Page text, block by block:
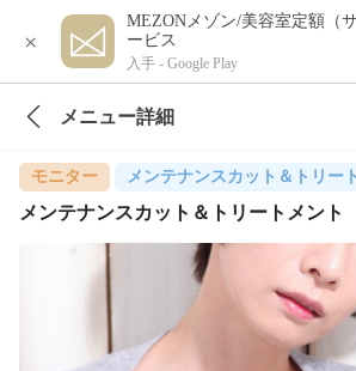
×
MEZONメゾン/美容室定額（
ービス
入手 - Google Play
メニュー詳細
モニター メンテナンスカット＆トリー
メンテナンスカット＆トリートメント